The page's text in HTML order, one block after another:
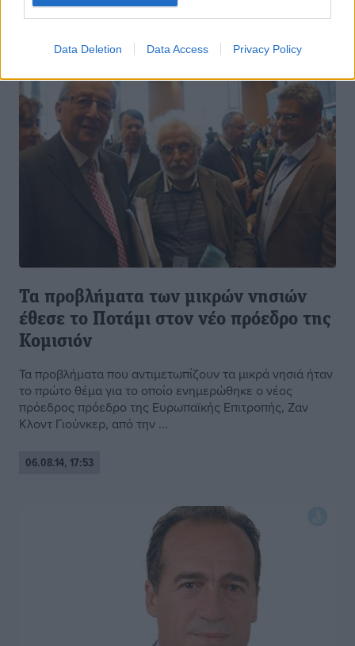
Data Deletion Data Access Privacy Policy
Τα προβλήματα των μικρών νησιών
έθεσε το Ποτάμι στον νέο πρόεδρο της
Κομισιόν
Τα προβλήματα που αντιμετωπίζουν τα μικρά νησιά ήταν
το πρώτο θέμα για το οποίο ενημερώθηκε ο νέος
πρόεδρος πρόεδρο της Ευρωπαϊκής Επιτροπής, Ζαν
Κλοντ Γιούνκερ, από την ...
06.08.14, 17:53